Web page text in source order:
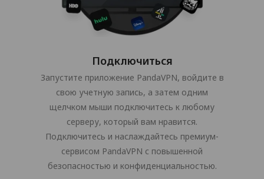
Подключиться
Запустите приложение PandaVPN, войдите в
свою учетную запись, а затем одним
щелчком мыши подключитесь к любому
серверу, который вам нравится.
Подключитесь и наслаждайтесь премиум-
сервисом PandaVPN с повышенной
безопасностью и конфиденциальностью.